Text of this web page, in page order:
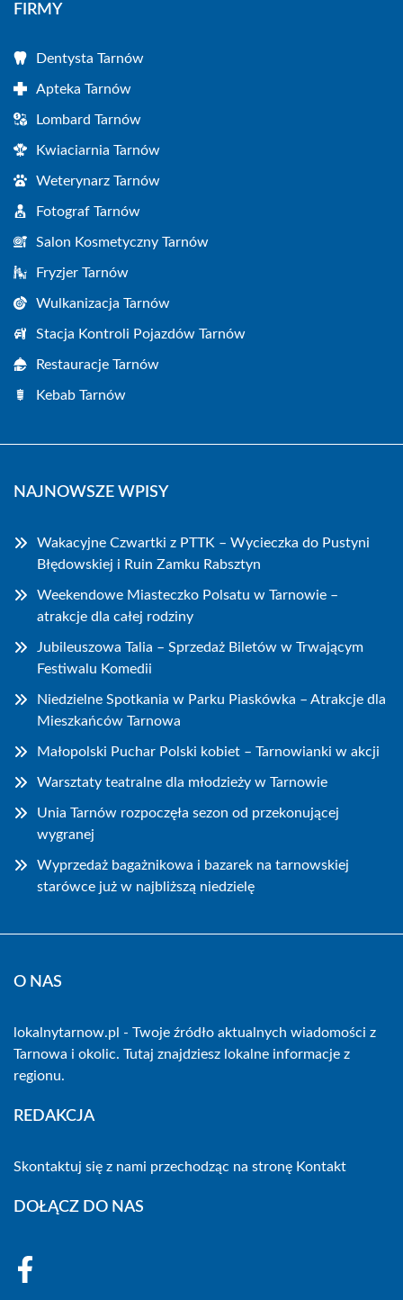
FIRMY
Dentysta Tarnów
Apteka Tarnów
Lombard Tarnów
Kwiaciarnia Tarnów
Weterynarz Tarnów
Fotograf Tarnów
Salon Kosmetyczny Tarnów
Fryzjer Tarnów
Wulkanizacja Tarnów
Stacja Kontroli Pojazdów Tarnów
Restauracje Tarnów
Kebab Tarnów
NAJNOWSZE WPISY
Wakacyjne Czwartki z PTTK – Wycieczka do Pustyni
Błędowskiej i Ruin Zamku Rabsztyn
Weekendowe Miasteczko Polsatu w Tarnowie –
atrakcje dla całej rodziny
Jubileuszowa Talia – Sprzedaż Biletów w Trwającym
Festiwalu Komedii
Niedzielne Spotkania w Parku Piaskówka – Atrakcje dla
Mieszkańców Tarnowa
Małopolski Puchar Polski kobiet – Tarnowianki w akcji
Warsztaty teatralne dla młodzieży w Tarnowie
Unia Tarnów rozpoczęła sezon od przekonującej
wygranej
Wyprzedaż bagażnikowa i bazarek na tarnowskiej
starówce już w najbliższą niedzielę
O NAS
lokalnytarnow.pl - Twoje źródło aktualnych wiadomości z
Tarnowa i okolic. Tutaj znajdziesz lokalne informacje z
regionu.
REDAKCJA
Skontaktuj się z nami przechodząc na stronę Kontakt
DOŁĄCZ DO NAS